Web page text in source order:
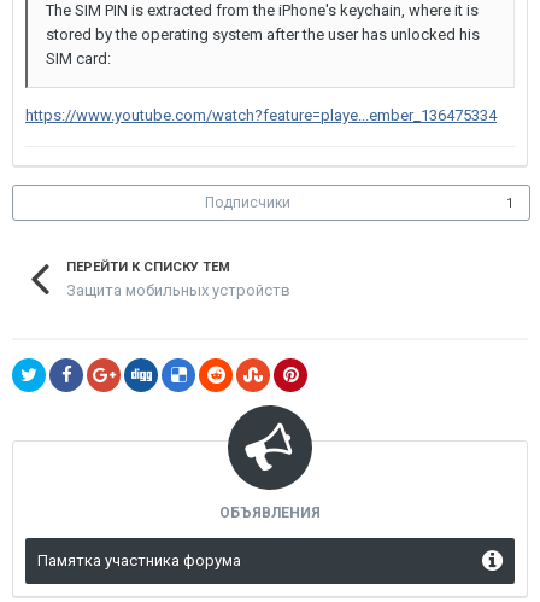
The SIM PIN is extracted from the iPhone's keychain, where it is
stored by the operating system after the user has unlocked his
SIM card:
https://www.youtube.com/watch?feature=playe...ember_136475334
Подписчики 1
ПЕРЕЙТИ К СПИСКУ ТЕМ
Защита мобильных устройств
ОБЪЯВЛЕНИЯ
Памятка участника форума